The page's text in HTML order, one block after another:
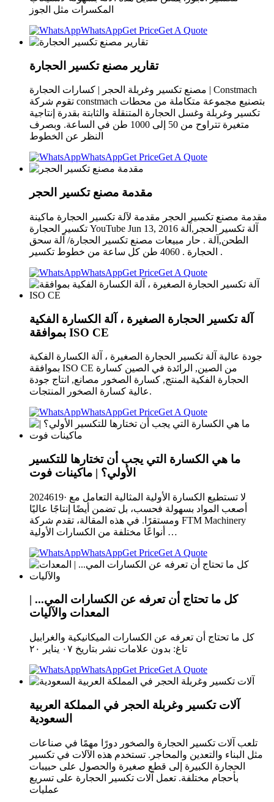
المكسرات مثل الجوز
WhatsAppGet PriceGet A Quote
تقارير مصنع تكسير الحجارة
مصنع تكسير وغربلة الحجر | كسارات الحجارة | Constmach
تقوم شركة constmach بتصنيع مجموعة متكاملة من محطات
تكسير وغربلة وغسل الحجارة المتنقلة والثابتة بقدرة إنتاجية
متغيرة تتراوح من 50 إلى 1000 طن في الساعة. وبصرف
النظر عن الخطوط
WhatsAppGet PriceGet A Quote
مقدمة مصنع تكسير الحجر
مقدمة مصنع تكسير الحجر مقدمة لآلة تكسير الحجارة ‫ماكينة
تكسير الحجارة‬‎ YouTube Jun 13, 2016 آلة تكسير الحجر,آلة
الطحن,آلة . حار مبيعات مصنع تكسير الحجارة/ آلة سحق
الحجارة . 4060 طن كل ساعة من خطوط تكسير .
WhatsAppGet PriceGet A Quote
آلة تكسير الحجارة الصغيرة ، آلة الكسارة الفكية
بموافقة ISO CE
جودة عالية آلة تكسير الحجارة الصغيرة ، آلة الكسارة الفكية
بموافقة ISO CE من الصين, الرائدة في الصين كسارة
الحجارة الفكية المنتج, كسارة الصخور مصانع, انتاج جودة
عالية كسارة الصخور المنتجات.
WhatsAppGet PriceGet A Quote
ما هي الكسارة التي يجب أن تختارها للتكسير
الأولي؟ | ماكينات فوت
2024619· لا تستطيع الكسارة الأولية المثالية التعامل مع
أصعب المواد بسهولة فحسب، بل تضمن أيضًا إنتاجًا عاليًا
ومستقرًا. في هذه المقالة، تقدم شركة FTM Machinery
أنواعًا مختلفة من الكسارات الأولية …
WhatsAppGet PriceGet A Quote
كل ما تحتاج أن تعرفه عن الكسارات المي... |
المعدات والآليات
كل ما تحتاج أن تعرفه عن الكسارات الميكانيكية والغرابيل
تاغ: بدون علامات نشر بتاريخ ٠٧ يناير ٢٠
WhatsAppGet PriceGet A Quote
آلات تكسير وغربلة الحجر في المملكة العربية
السعودية
تلعب آلات تكسير الحجارة والصخور دورًا مهمًا في صناعات
مثل البناء والتعدين والمحاجر. تستخدم هذه الآلات في تكسير
الحجارة الكبيرة إلى قطع صغيرة والحصول على حبيبات
بأحجام مختلفة. تعمل آلات تكسير الحجارة على تسريع
عمليات